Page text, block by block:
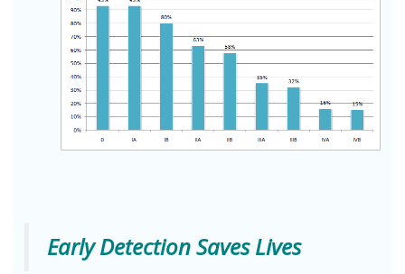
Early Detection Saves Lives